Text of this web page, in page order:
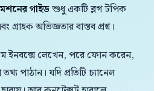
গাইডশুধু একটি ব্লগ টপিক
অভিজ্ঞতার বাস্তব প্রশ্ন।
ইনবক্সে লেখেন, পরে ফোন করেন,
পাঠান। যদি প্রতিটি চ্যানেল